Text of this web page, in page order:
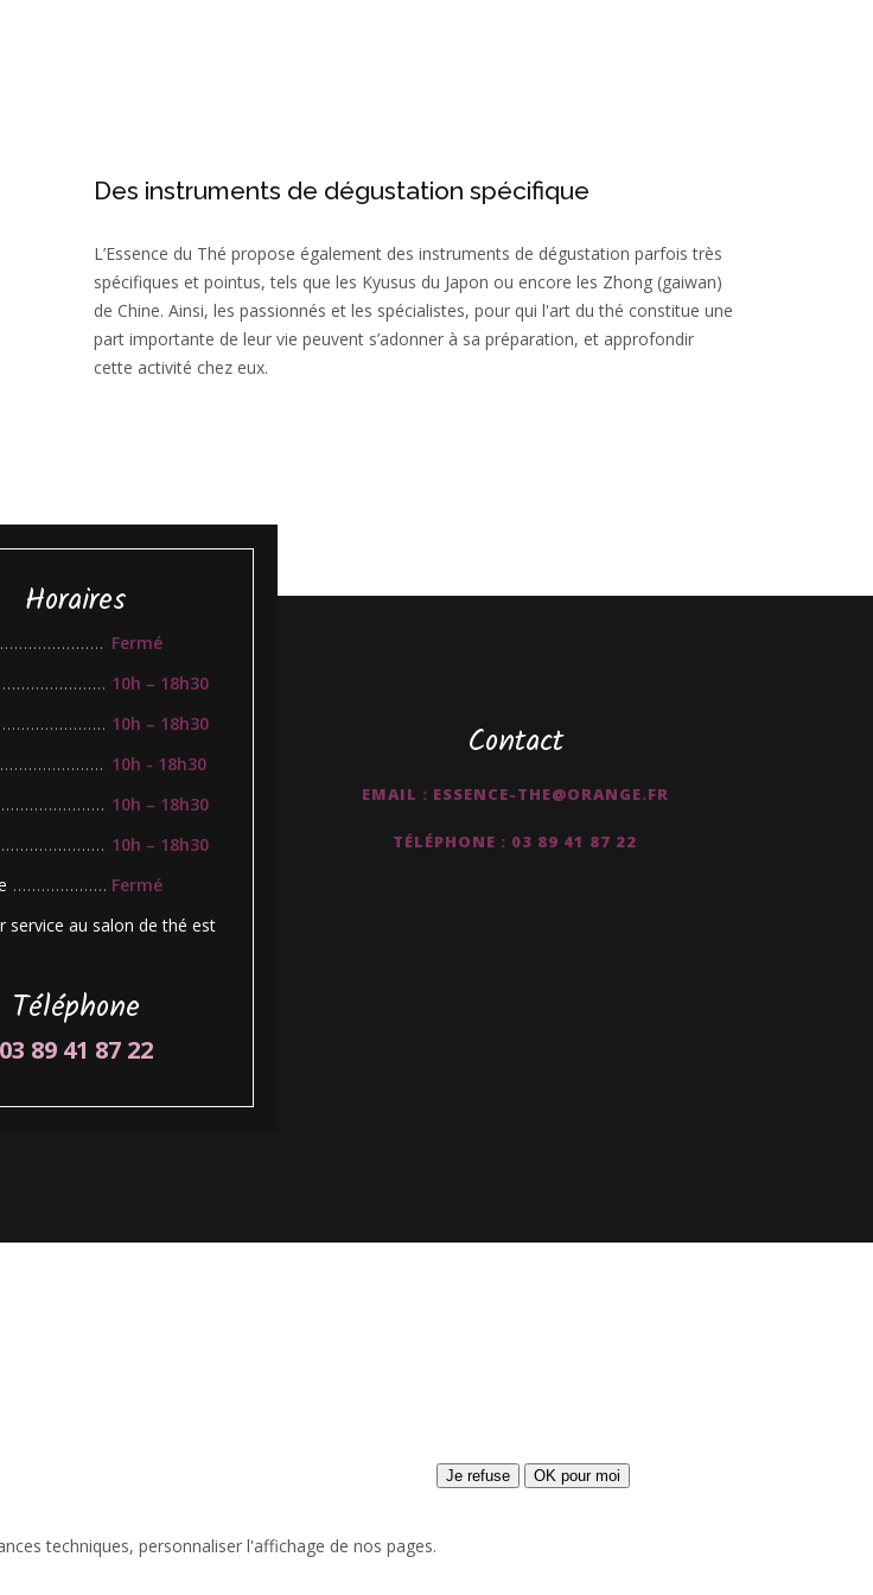
Des instruments de dégustation spécifique
L’Essence du Thé propose également des instruments de dégustation parfois très
spécifiques et pointus, tels que les Kyusus du Japon ou encore les Zhong (gaiwan)
de Chine. Ainsi, les passionnés et les spécialistes, pour qui l'art du thé constitue une
part importante de leur vie peuvent s’adonner à sa préparation, et approfondir
cette activité chez eux.
Horaires
Fermé
10h – 18h30
.........................................
10h – 18h30
10h - 18h30
.......................................
10h – 18h30
10h – 18h30
.......................................
Fermé
service au salon de thé est
Téléphone
03 89 41 87 22
Contact
EMAIL : ESSENCE-THE@ORANGE.FR
TÉLÉPHONE : 03 89 41 87 22
techniques, personnaliser l'affichage de nos pages.
Je refuse OK pour moi